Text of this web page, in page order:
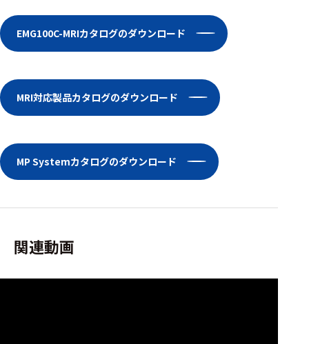
EMG100C-MRIカタログのダウンロード
MRI対応製品カタログのダウンロード
MP Systemカタログのダウンロード
関連動画